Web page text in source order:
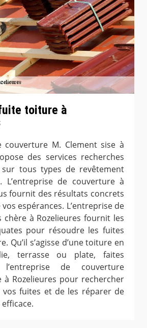
toiture à
couverture M. Clement sise à
des services recherches
tous types de revêtement
L’entreprise de couverture à
fournit des résultats concrets
espérances. L’entreprise de
chère à Rozelieures fournit les
pour résoudre les fuites
Qu’il s’agisse d’une toiture en
terrasse ou plate, faites
de couverture
à Rozelieures pour rechercher
vos fuites et de les réparer de